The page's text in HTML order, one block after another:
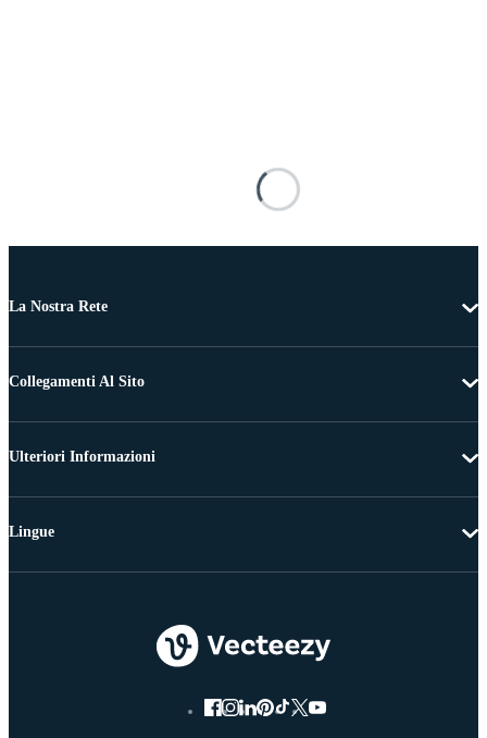
La Nostra Rete
Collegamenti Al Sito
Ulteriori Informazioni
Lingue